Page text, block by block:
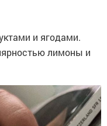
и ягодами.
лимоны и